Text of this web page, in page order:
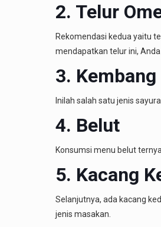
2. Telur
Rekomendasi kedua yaitu
mendapatkan telur ini,
3. Kembang
Inilah salah satu jenis
4. Belut
Konsumsi menu belut
5. Kacang
Selanjutnya, ada kacang
jenis masakan.